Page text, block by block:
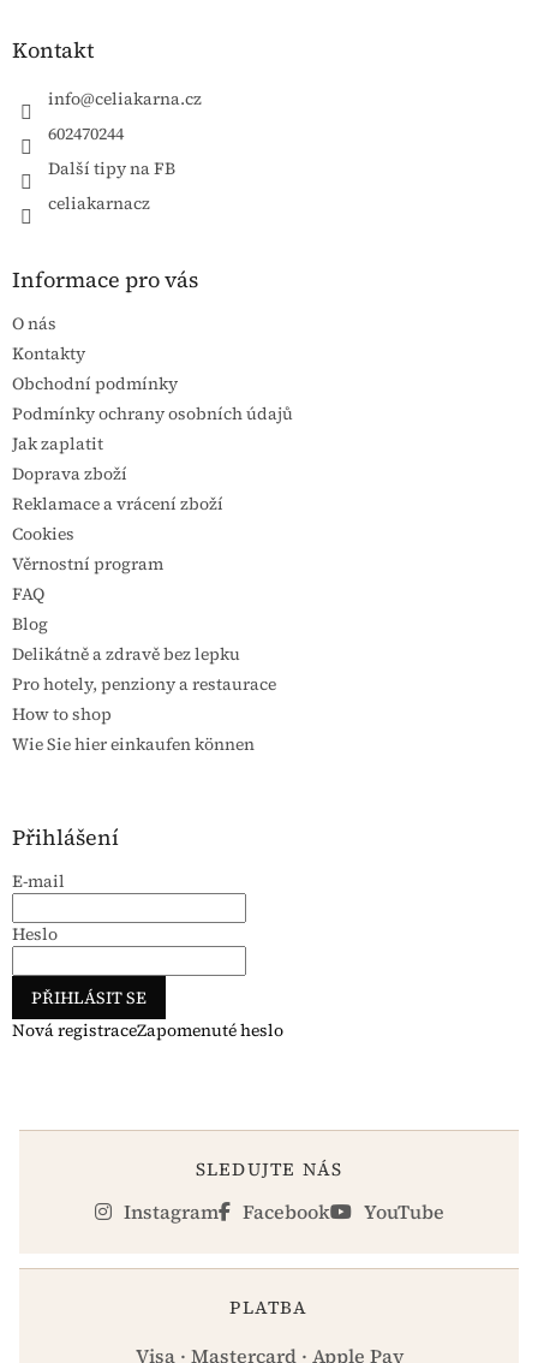
Kontakt
info@celiakarna.cz
602470244
Další tipy na FB
celiakarnacz
Informace pro vás
O nás
Kontakty
Obchodní podmínky
Podmínky ochrany osobních údajů
Jak zaplatit
Doprava zboží
Reklamace a vrácení zboží
Cookies
Věrnostní program
FAQ
Blog
Delikátně a zdravě bez lepku
Pro hotely, penziony a restaurace
How to shop
Wie Sie hier einkaufen können
Přihlášení
E-mail
Heslo
PŘIHLÁSIT SE
Nová registraceZapomenuté heslo
SLEDUJTE NÁS
Instagram Facebook YouTube
PLATBA
Visa · Mastercard · Apple Pay